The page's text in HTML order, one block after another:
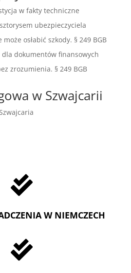
w fakty techniczne
ubezpieczyciela
osłabić szkody. § 249 BGB
dokumentów finansowych
zrozumienia. § 249 BGB
w Szwajcarii

W NIEMCZECH
